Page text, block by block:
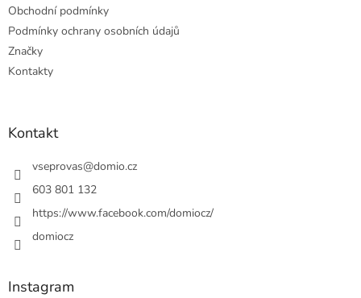
Obchodní podmínky
Podmínky ochrany osobních údajů
Značky
Kontakty
Kontakt
vseprovas@domio.cz
603 801 132
https://www.facebook.com/domiocz/
domiocz
Instagram